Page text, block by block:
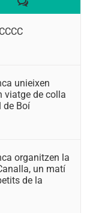
unieixen
viatge de colla
de Boí
organitzen la
un matí
de la